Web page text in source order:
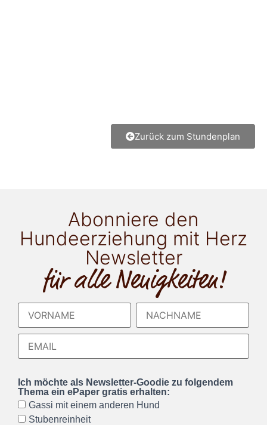
Zurück zum Stundenplan
Abonniere den
Hundeerziehung mit Herz
Newsletter
für alle Neuigkeiten!
Ich möchte als Newsletter-Goodie zu folgendem
Thema ein ePaper gratis erhalten:
Gassi mit einem anderen Hund
Stubenreinheit